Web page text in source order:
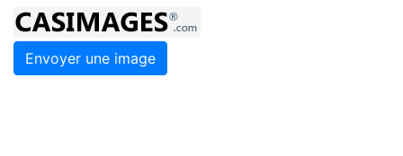
Envoyer une image